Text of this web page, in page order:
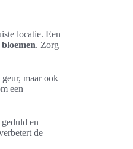
locatie. Een
. Zorg
maar ook
een
en
de